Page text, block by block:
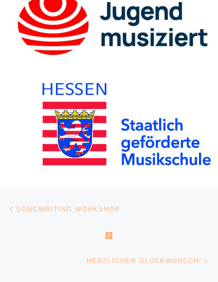
Post navigation
SONGWRITING WORKSHOP
HERZLICHEN GLÜCKWUNSCH!